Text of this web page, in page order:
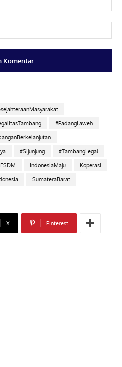
#PadangLaweh
#Sijunjung
#TambangLegal
ESDM IndonesiaMaju
Koperasi
SumateraBarat
X Pinterest